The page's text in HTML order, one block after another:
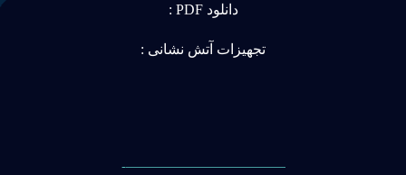
دانلود PDF :
تجهیزات آتش نشانی :
———————————-